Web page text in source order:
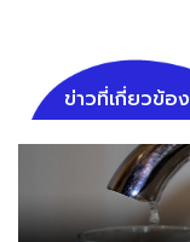
ข่าวที่เกี่ยวข้อง